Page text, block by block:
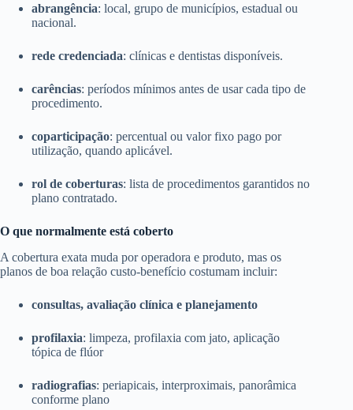
abrangência: local, grupo de municípios, estadual ou
nacional.
rede credenciada: clínicas e dentistas disponíveis.
carências: períodos mínimos antes de usar cada tipo de
procedimento.
coparticipação: percentual ou valor fixo pago por
utilização, quando aplicável.
rol de coberturas: lista de procedimentos garantidos no
plano contratado.
O que normalmente está coberto
A cobertura exata muda por operadora e produto, mas os
planos de boa relação custo-benefício costumam incluir:
consultas, avaliação clínica e planejamento
profilaxia: limpeza, profilaxia com jato, aplicação
tópica de flúor
radiografias: periapicais, interproximais, panorâmica
conforme plano